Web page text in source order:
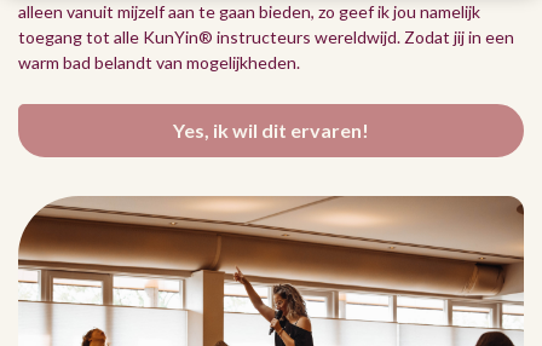
alleen vanuit mijzelf aan te gaan bieden, zo geef ik jou namelijk
toegang tot alle KunYin® instructeurs wereldwijd. Zodat jij in een
warm bad belandt van mogelijkheden.
Yes, ik wil dit ervaren!